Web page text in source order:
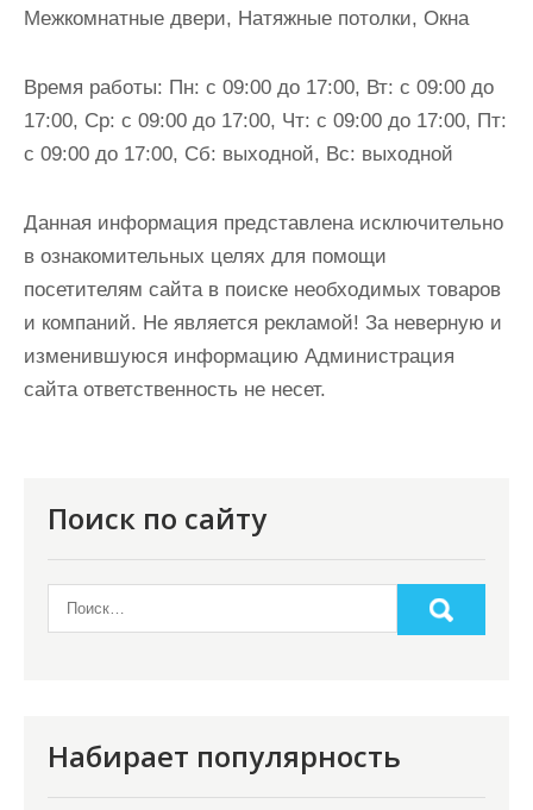
Межкомнатные двери, Натяжные потолки, Окна
Время работы: Пн: с 09:00 до 17:00, Вт: с 09:00 до
17:00, Ср: с 09:00 до 17:00, Чт: с 09:00 до 17:00, Пт:
с 09:00 до 17:00, Сб: выходной, Вс: выходной
Данная информация представлена исключительно
в ознакомительных целях для помощи
посетителям сайта в поиске необходимых товаров
и компаний. Не является рекламой! За неверную и
изменившуюся информацию Администрация
сайта ответственность не несет.
Поиск по сайту
Набирает популярность